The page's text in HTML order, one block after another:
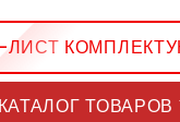
+7(747) 222-77-12
ЛИСТ
КАТАЛОГ ТОВАРОВ